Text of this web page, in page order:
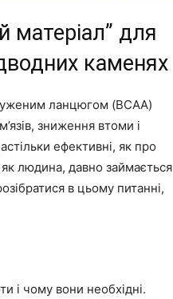
матеріал” для
каменях
ланцюгом (BCAA)
зниження втоми і
ефективні, як про
як людина, давно займається
в цьому питанні,
і чому вони необхідні.